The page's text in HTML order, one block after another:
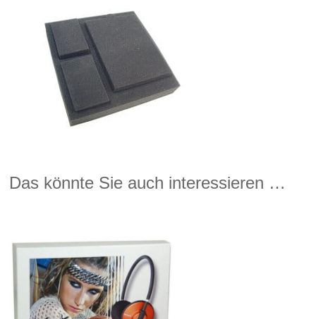
Das könnte Sie auch interessieren …